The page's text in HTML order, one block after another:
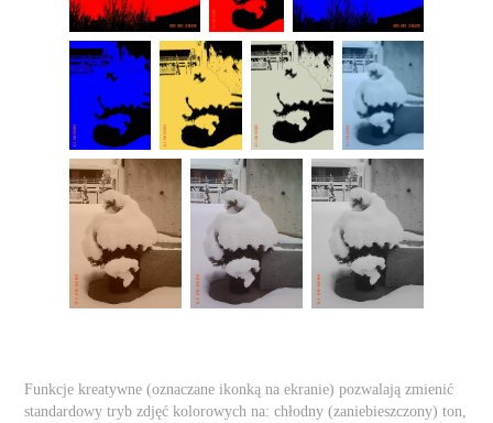
Funkcje kreatywne (oznaczane ikonką na ekranie) pozwalają zmienić
standardowy tryb zdjęć kolorowych na: chłodny (zaniebieszczony) ton,